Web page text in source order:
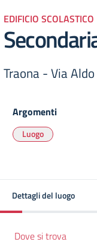
EDIFICIO SCOLASTICO
Traona - Via
Argomenti
Luogo
Dettagli del luogo
Dove si trova